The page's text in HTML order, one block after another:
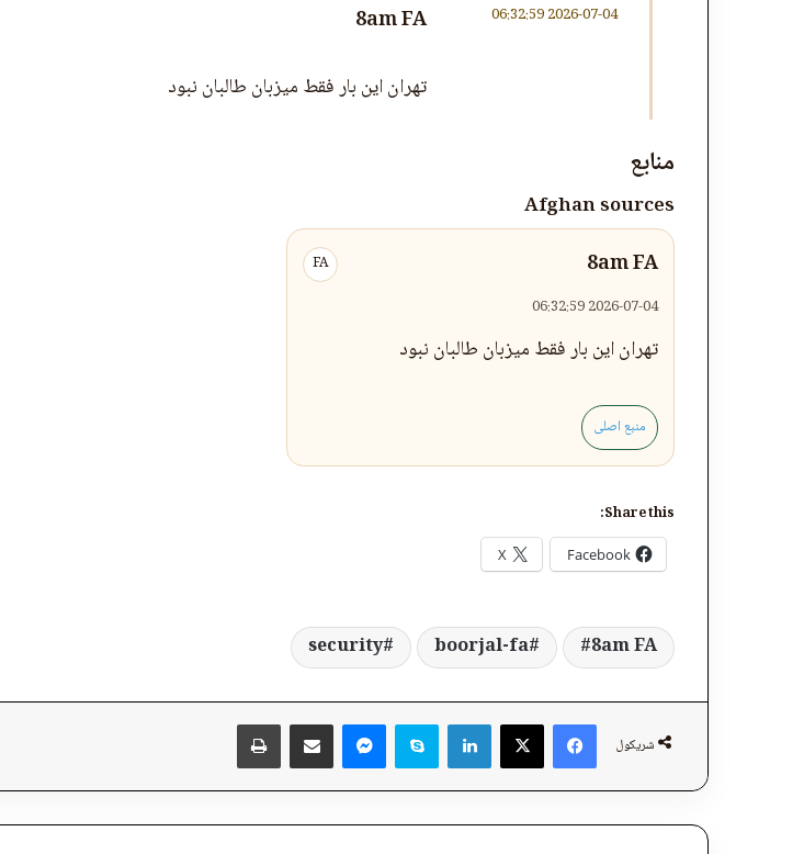
2026-07-04 06:32:59
8am FA
تهران این بار فقط میزبان طالبان نبود
منابع
Afghan sources
8am FA
FA
2026-07-04 06:32:59
تهران این بار فقط میزبان طالبان نبود
منبع اصلی
Share this:
Facebook
X
8am FA
boorjal-fa
security
شریکول
Facebook
X
LinkedIn
Skype
Messenger
پر برېښنالیک یې شریک کړئ چاپول